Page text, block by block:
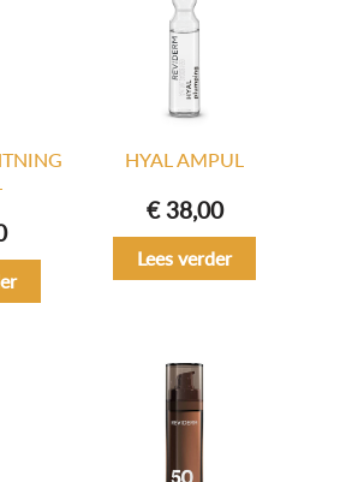
HYAL AMPUL
€38,00
Lees verder